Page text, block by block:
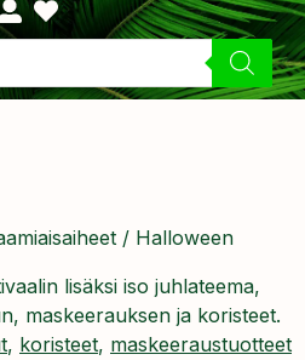
/ Halloween
lisäksi iso juhlateema,
maskeerauksen ja koristeet.
, koristeet, maskeeraustuotteet